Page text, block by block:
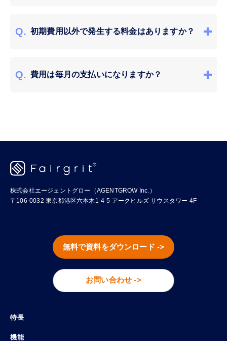
しませんので、ご安心ください。
様ご自身にてご入力いただく必要がございます
初期費用以外で発生する料金はありますか？
オプション料金が発生する可能性がございま
費用は毎月の支払いになりますか？
すが、毎月一定のタイミングでご請求させてい
が確定する性質上、年間一括などでのお支払い
はご提供できかねますのでご了承ください。
株式会社エージェントグロー（AGENTGROW Inc.）
〒106-0032 東京都港区六本木1-4-5 アークヒルズ サウスタワー 4F
無料で資料をダウンロード ->
お問い合わせ ->
特長
機能